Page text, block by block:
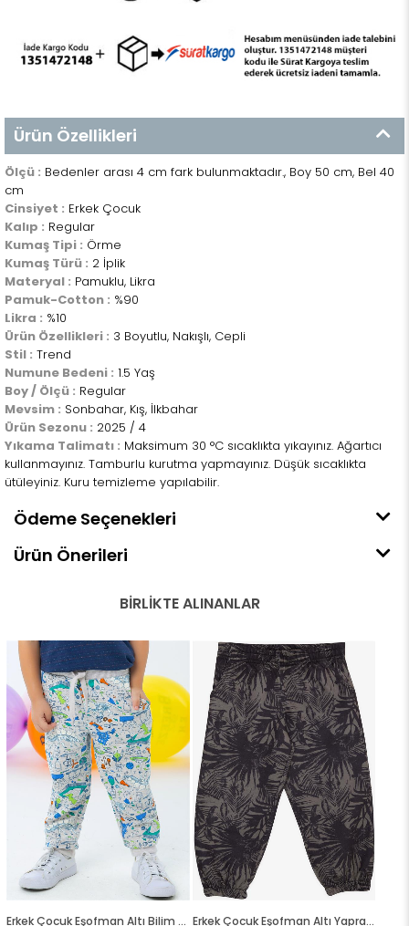
Ürün Özellikleri
Ölçü : Bedenler arası 4 cm fark bulunmaktadır., Boy 50 cm, Bel 40
cm
Cinsiyet : Erkek Çocuk
Kalıp : Regular
Kumaş Tipi : Örme
Kumaş Türü : 2 İplik
Materyal : Pamuklu, Likra
Pamuk-Cotton : %90
Likra : %10
Ürün Özellikleri : 3 Boyutlu, Nakışlı, Cepli
Stil : Trend
Numune Bedeni : 1.5 Yaş
Boy / Ölçü : Regular
Mevsim : Sonbahar, Kış, İlkbahar
Ürün Sezonu : 2025 / 4
Yıkama Talimatı : Maksimum 30 °C sıcaklıkta yıkayınız. Ağartıcı
kullanmayınız. Tamburlu kurutma yapmayınız. Düşük sıcaklıkta
ütüleyiniz. Kuru temizleme yapılabilir.
Ödeme Seçenekleri
Ürün Önerileri